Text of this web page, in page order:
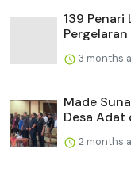
139
Pergelaran
3 months
Made
Desa Adat
2 months